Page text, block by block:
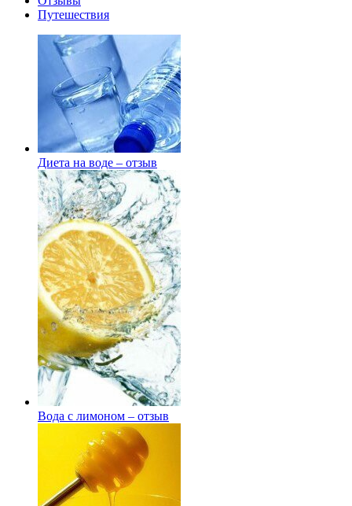
Путешествия
Диета на воде – отзыв
Вода с лимоном – отзыв